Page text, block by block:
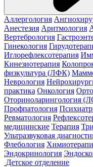
Аллергология
Анестезия Аритмология
Вертебрология
Гинекология
Иглорефлексотерапия
Кинезиотерапия
физкультура (ЛФК)
Неврология
практика Онкология
Оториноларингология
Профпатология
Ревматология
медицинские Терапия
Ультразвуковая
Флебология
Эндокринология
Детское отделение